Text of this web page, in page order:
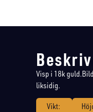
Visp i 18k
liksidig.
Vikt: